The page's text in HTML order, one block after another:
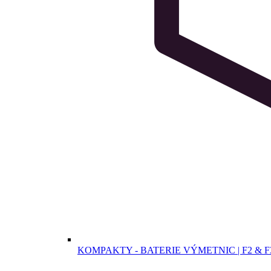
KOMPAKTY - BATERIE VÝMETNIC | F2 &